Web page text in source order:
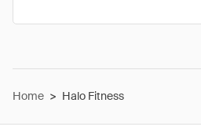
Home > Halo Fitness